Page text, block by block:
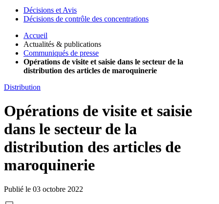
Décisions et Avis
Décisions de contrôle des concentrations
Accueil
Actualités & publications
Communiqués de presse
Opérations de visite et saisie dans le secteur de la
distribution des articles de maroquinerie
Distribution
Opérations de visite et saisie
dans le secteur de la
distribution des articles de
maroquinerie
Publié le 03 octobre 2022